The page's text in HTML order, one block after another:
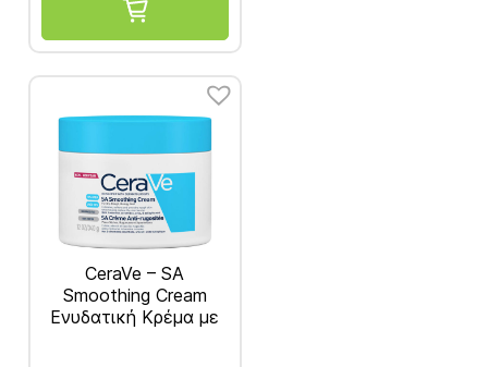
CeraVe – SA
Smoothing Cream
Ενυδατική Κρέμα με